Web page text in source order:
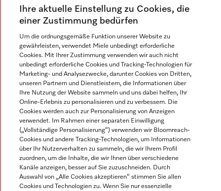
Newsletter
Sprache
DEUTSCH
Miele auf Youtube
Miele auf Instagram
Miele auf Facebook
Miele auf LinkedIn
Miele auf LinkedIn
Ihre aktuelle Einstellung zu Cookies, die
einer Zustimmung bedürfen
Um die ordnungsgemäße Funktion unserer Website zu
gewährleisten, verwendet Miele unbedingt erforderliche
Cookies. Mit Ihrer Zustimmung verwenden wir auch nicht
unbedingt erforderliche Cookies und Tracking-Technologien für
Marketing- und Analysezwecke, darunter Cookies von Dritten,
unseren Partnern und Dienstleistern, die Informationen über
Ihre Nutzung der Website sammeln und uns dabei helfen, Ihr
Online-Erlebnis zu personalisieren und zu verbessern. Die
Cookies werden auch zur Personalisierung von Anzeigen
verwendet. Im Rahmen einer separaten Einwilligung
(„Vollständige Personalisierung“) verwenden wir Bloomreach-
Cookies und andere Tracking-Technologien, um Informationen
über Ihr Nutzerverhalten zu sammeln, die wir Ihrem Profil
zuordnen, um die Inhalte, die wir Ihnen über verschiedene
Kanäle anzeigen, besser auf Sie zuzuschneiden. Durch
Auswahl von „Alle Cookies akzeptieren“ stimmen Sie allen
Cookies und Technologien zu. Wenn Sie nur essenzielle